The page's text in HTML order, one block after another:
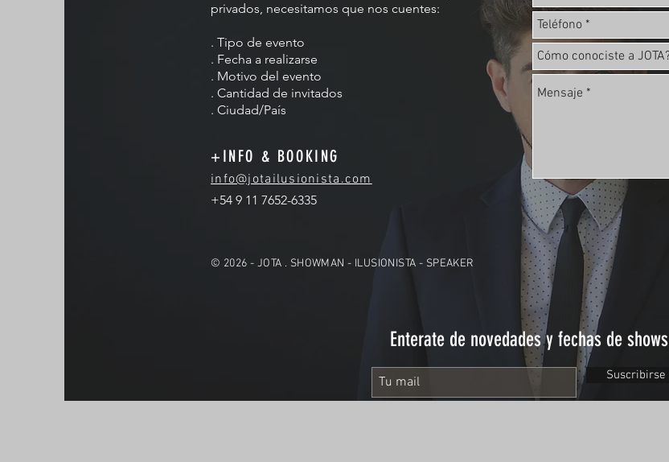
privados, necesitamos que nos cuentes:
. Tipo de evento
. Fecha a realizarse
. Motivo del evento
. Cantidad de invitados
. Ciudad/País
+INFO & BOOKING
info@jotailusionista.com
+54 9 11 7652-6335
© 2026 - JOTA . SHOWMAN - ILUSIONISTA - SPEAKER
Enterate de novedades y fechas de shows
Suscribirse